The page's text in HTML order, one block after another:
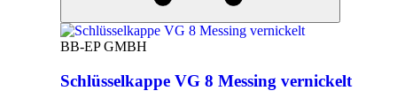
BB-EP GMBH
Schlüsselkappe VG 8 Messing vernickelt